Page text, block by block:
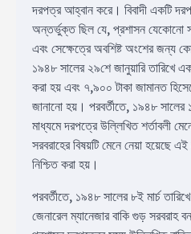
দরপত্র আহ্বান করে। বিবাদী একটি
অন্তর্ভুক্ত ছিল যে, প্রশাসন যেকোনো
এবং সেক্ষেত্রে অবশিষ্ট অংশের জন্য
১৯৪৮ সালের ২৯শে জানুয়ারি তারিখে
করা হয় এবং ৭,৯০০ টাকা জামানত
জানানো হয়। পরবর্তীতে, ১৯৪৮ সালের
মাধ্যমে দরপত্রে উল্লিখিত শর্তাবলী
সরবরাহের বিষয়টি মেনে নেয়া হয়েছে
নিশ্চিত করা হয়।
পরবর্তীতে, ১৯৪৮ সালের ৮ই মার্চ
জেনারেল ম্যানেজার বাকি গুড় সরবরাহ